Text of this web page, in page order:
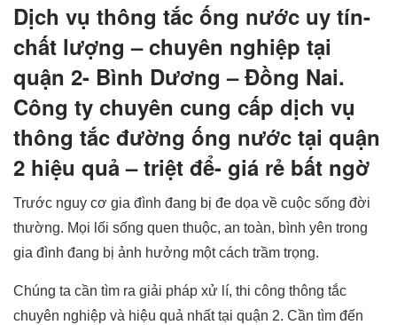
Dịch vụ thông tắc ống nước uy tín-
chất lượng – chuyên nghiệp tại
quận 2- Bình Dương – Đồng Nai.
Công ty chuyên cung cấp dịch vụ
thông tắc đường ống nước tại quận
2 hiệu quả – triệt để- giá rẻ bất ngờ
Trước nguy cơ gia đình đang bị đe dọa về cuộc sống đời
thường. Mọi lối sống quen thuộc, an toàn, bình yên trong
gia đình đang bị ảnh hưởng một cách trầm trọng.
Chúng ta cần tìm ra giải pháp xử lí, thi công thông tắc
chuyên nghiệp và hiệu quả nhất tại quận 2. Cần tìm đến